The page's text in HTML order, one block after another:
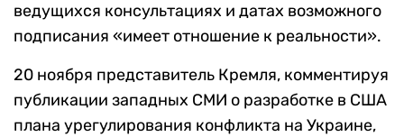
ведущихся консультациях и датах возможного
подписания «имеет отношение к реальности».
20 ноября представитель Кремля, комментируя
публикации западных СМИ о разработке в США
плана урегулирования конфликта на Украине,